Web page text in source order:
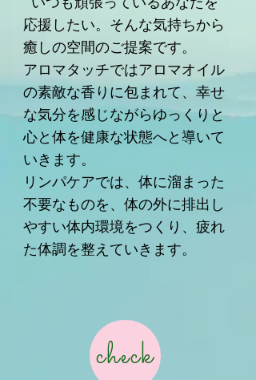
応援したい。そんな気持ちから
癒しの空間のご提案です。
アロマタッチではアロマオイル
の素敵な香りに包まれて、幸せ
な気分を感じながらゆっくりと
心と体を健康な状態へと導いて
いきます。
リンパケアでは、体に溜まった
不要なものを、体の外に排出し
やすい体内環境をつくり、疲れ
た体調を整えていきます。
check